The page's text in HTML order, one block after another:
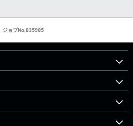
ジョブNo.835985